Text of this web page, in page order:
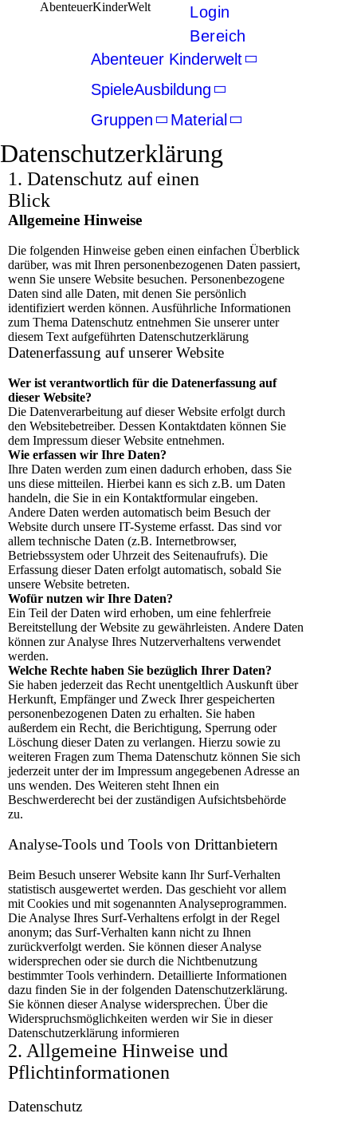
AbenteuerKinderWelt
Login
Bereich
Abenteuer Kinderwelt
SpieleAusbildung
Gruppen
Material
Datenschutzerklärung
1. Datenschutz auf einen
Blick
Allgemeine Hinweise
Die folgenden Hinweise geben einen einfachen Überblick
darüber, was mit Ihren personenbezogenen Daten passiert,
wenn Sie unsere Website besuchen. Personenbezogene
Daten sind alle Daten, mit denen Sie persönlich
identifiziert werden können. Ausführliche Informationen
zum Thema Datenschutz entnehmen Sie unserer unter
diesem Text aufgeführten Datenschutzerklärung
Datenerfassung auf unserer Website
Wer ist verantwortlich für die Datenerfassung auf
dieser Website?
Die Datenverarbeitung auf dieser Website erfolgt durch
den Websitebetreiber. Dessen Kontaktdaten können Sie
dem Impressum dieser Website entnehmen.
Wie erfassen wir Ihre Daten?
Ihre Daten werden zum einen dadurch erhoben, dass Sie
uns diese mitteilen. Hierbei kann es sich z.B. um Daten
handeln, die Sie in ein Kontaktformular eingeben.
Andere Daten werden automatisch beim Besuch der
Website durch unsere IT-Systeme erfasst. Das sind vor
allem technische Daten (z.B. Internetbrowser,
Betriebssystem oder Uhrzeit des Seitenaufrufs). Die
Erfassung dieser Daten erfolgt automatisch, sobald Sie
unsere Website betreten.
Wofür nutzen wir Ihre Daten?
Ein Teil der Daten wird erhoben, um eine fehlerfreie
Bereitstellung der Website zu gewährleisten. Andere Daten
können zur Analyse Ihres Nutzerverhaltens verwendet
werden.
Welche Rechte haben Sie bezüglich Ihrer Daten?
Sie haben jederzeit das Recht unentgeltlich Auskunft über
Herkunft, Empfänger und Zweck Ihrer gespeicherten
personenbezogenen Daten zu erhalten. Sie haben
außerdem ein Recht, die Berichtigung, Sperrung oder
Löschung dieser Daten zu verlangen. Hierzu sowie zu
weiteren Fragen zum Thema Datenschutz können Sie sich
jederzeit unter der im Impressum angegebenen Adresse an
uns wenden. Des Weiteren steht Ihnen ein
Beschwerderecht bei der zuständigen Aufsichtsbehörde
zu.
Analyse-Tools und Tools von Drittanbietern
Beim Besuch unserer Website kann Ihr Surf-Verhalten
statistisch ausgewertet werden. Das geschieht vor allem
mit Cookies und mit sogenannten Analyseprogrammen.
Die Analyse Ihres Surf-Verhaltens erfolgt in der Regel
anonym; das Surf-Verhalten kann nicht zu Ihnen
zurückverfolgt werden. Sie können dieser Analyse
widersprechen oder sie durch die Nichtbenutzung
bestimmter Tools verhindern. Detaillierte Informationen
dazu finden Sie in der folgenden Datenschutzerklärung.
Sie können dieser Analyse widersprechen. Über die
Widerspruchsmöglichkeiten werden wir Sie in dieser
Datenschutzerklärung informieren
2. Allgemeine Hinweise und
Pflichtinformationen
Datenschutz